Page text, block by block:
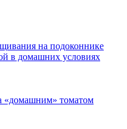
на подоконнике
в домашних условиях
«домашним» томатом